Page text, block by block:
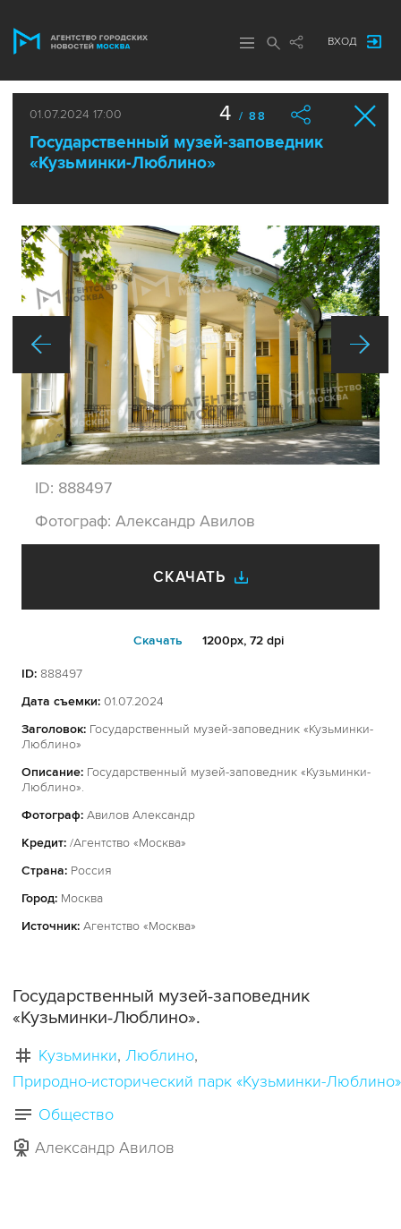
ВХОД
01.07.2024 17:00
Государственный музей-заповедник
«Кузьминки-Люблино»
4 / 88
ID: 888497
Фотограф: Александр Авилов
СКАЧАТЬ
Cкачать 1200px, 72 dpi
ID: 888497
Дата съемки: 01.07.2024
Заголовок: Государственный музей-заповедник «Кузьминки-
Люблино»
Описание: Государственный музей-заповедник «Кузьминки-
Люблино».
Фотограф: Авилов Александр
Кредит: /Агентство «Москва»
Страна: Россия
Город: Москва
Источник: Агентство «Москва»
Государственный музей-заповедник
«Кузьминки-Люблино».
Кузьминки Люблино
Природно-исторический парк «Кузьминки-Люблино»
Общество
Александр Авилов